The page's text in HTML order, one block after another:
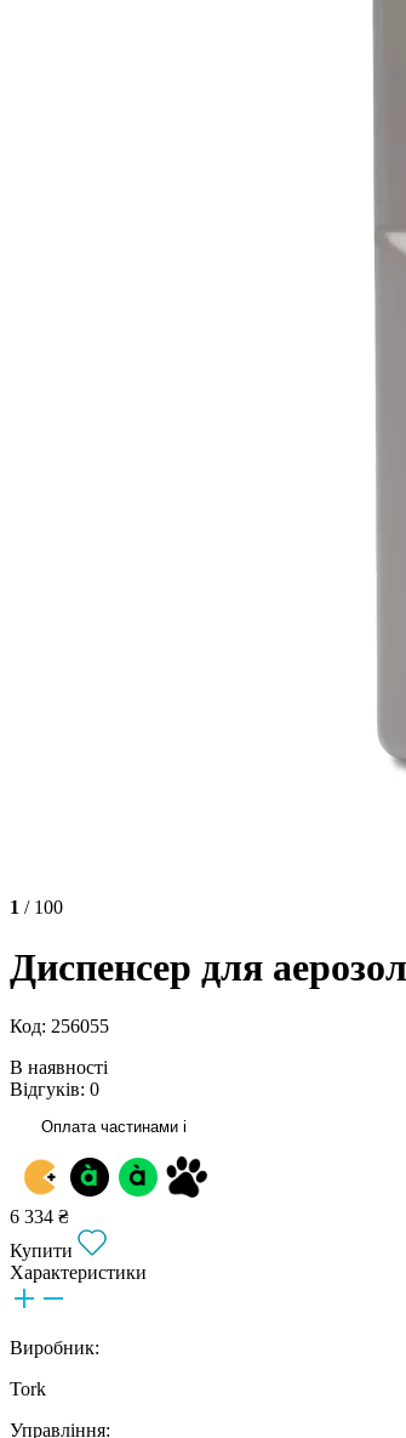
1 / 100
Диспенсер для
Код: 256055
В наявності
Відгуків: 0
Оплата частинами i
6 334 ₴
Купити
Характеристики
Виробник:
Tork
Управління: